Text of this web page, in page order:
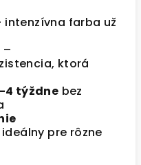
intenzívna farba už
–
ktorá
týždne bez
pre rôzne